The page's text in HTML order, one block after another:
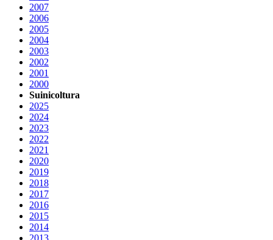
2007
2006
2005
2004
2003
2002
2001
2000
Suinicoltura
2025
2024
2023
2022
2021
2020
2019
2018
2017
2016
2015
2014